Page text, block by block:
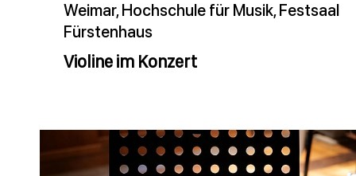
Weimar, Hochschule für Musik, Festsaal
Fürstenhaus
Violine im Konzert